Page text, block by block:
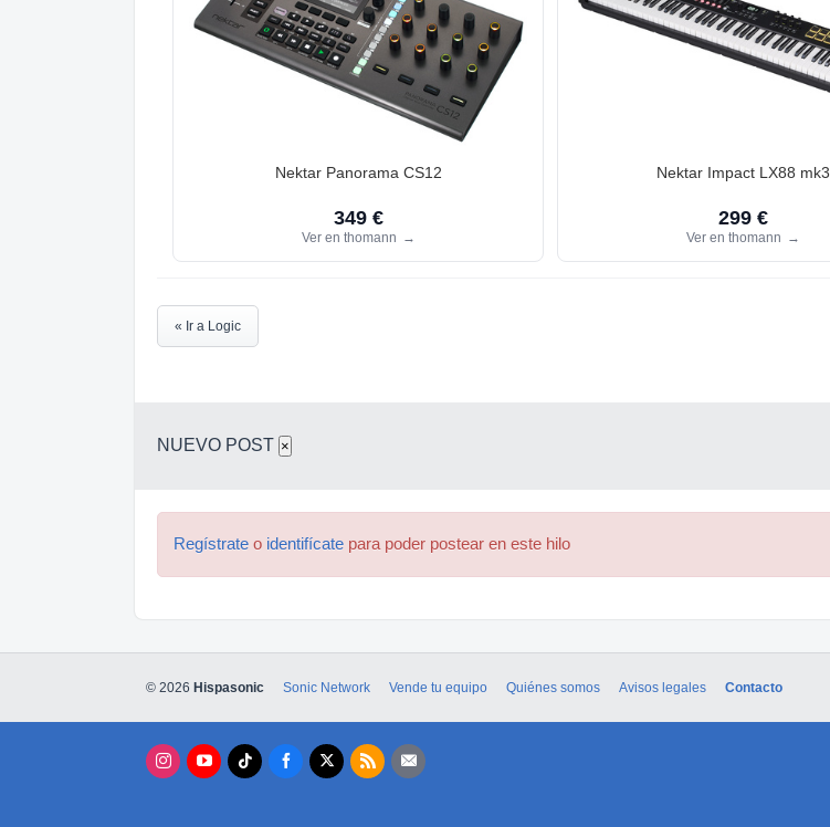
Nektar Panorama CS12
349 €
Ver en thomann →
Nektar Impact LX88 mk3
299 €
Ver en thomann →
« Ir a Logic
NUEVO POST ×
Regístrate o identifícate para poder postear en este hilo
© 2026 Hispasonic Sonic Network Vende tu equipo Quiénes somos Avisos legales Contacto